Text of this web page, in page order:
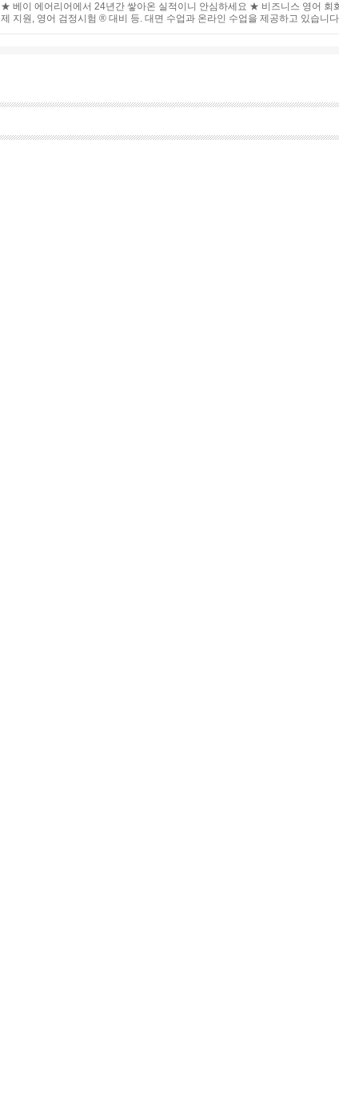
★ 베이 에어리어에서 24년간 쌓아온 실적이니 안심하세요 ★ 비즈니스 영어 회
제 지원, 영어 검정시험 ® 대비 등. 대면 수업과 온라인 수업을 제공하고 있습니